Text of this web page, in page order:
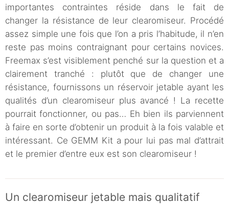
importantes contraintes réside dans le fait de
changer la résistance de leur clearomiseur. Procédé
assez simple une fois que l’on a pris l’habitude, il n’en
reste pas moins contraignant pour certains novices.
Freemax s’est visiblement penché sur la question et a
clairement tranché : plutôt que de changer une
résistance, fournissons un réservoir jetable ayant les
qualités d’un clearomiseur plus avancé ! La recette
pourrait fonctionner, ou pas… Eh bien ils parviennent
à faire en sorte d’obtenir un produit à la fois valable et
intéressant. Ce GEMM Kit a pour lui pas mal d’attrait
et le premier d’entre eux est son clearomiseur !
Un clearomiseur jetable mais qualitatif